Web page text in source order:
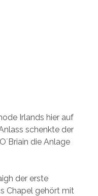
Irlands hier auf
schenkte der
die Anlage
der erste
Chapel gehört mit